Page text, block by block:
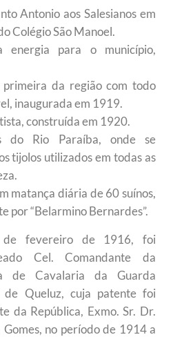
Antonio aos Salesianos em
Colégio São Manoel.
energia para o município,
da região com todo
inaugurada em 1919.
construída em 1920.
do Rio Paraíba, onde se
tijolos utilizados em todas as
matança diária de 60 suínos,
por “Belarmino Bernardes”.
fevereiro de 1916, foi
Cel. Comandante da
de Cavalaria da Guarda
de Queluz, cuja patente foi
da República, Exmo. Sr. Dr.
no período de 1914 a